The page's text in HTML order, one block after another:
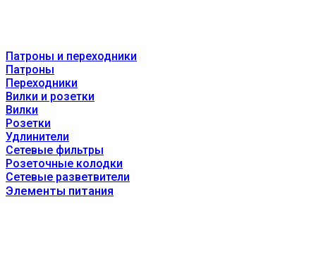
Патроны и переходники
Патроны
Переходники
Вилки и розетки
Вилки
Розетки
Удлинители
Сетевые фильтры
Розеточные колодки
Сетевые разветвители
Элементы питания